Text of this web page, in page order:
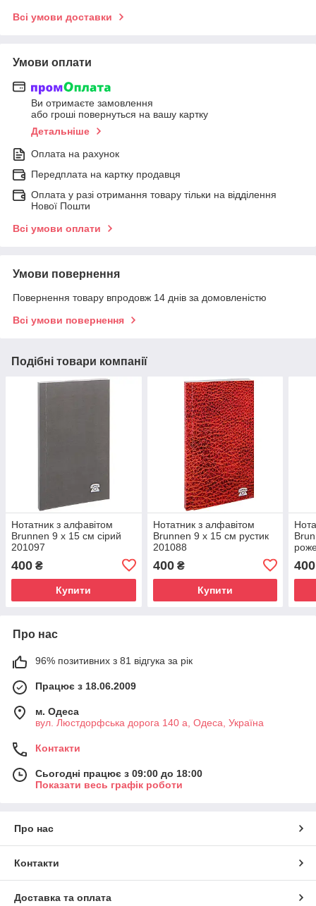
Всі умови доставки
Умови оплати
Ви отримаєте замовлення
або гроші повернуться на вашу картку
Детальніше
Оплата на рахунок
Передплата на картку продавця
Оплата у разі отримання товару тільки на відділення
Нової Пошти
Всі умови оплати
Умови повернення
Повернення товару впродовж 14 днів за домовленістю
Всі умови повернення
Подібні товари компанії
Нотатник з алфавітом
Brunnen 9 x 15 см сірий
201097
400 ₴
Купити
Нотатник з алфавітом
Brunnen 9 x 15 см рустик
201088
400₴
Купити
400
Про нас
96% позитивних з 81 відгука за рік
Працює з 18.06.2009
м. Одеса
вул. Люстдорфська дорога 140 а, Одеса, Україна
Контакти
Сьогодні працює з 09:00 до 18:00
Показати весь графік роботи
Про нас
Контакти
Доставка та оплата